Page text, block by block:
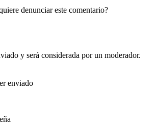
denunciar este comentario?
y será considerada por un moderador.
enviado